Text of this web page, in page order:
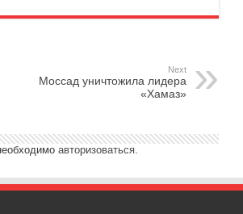
Next
Моссад уничтожила лидера
«Хамаз»
авторизоваться.